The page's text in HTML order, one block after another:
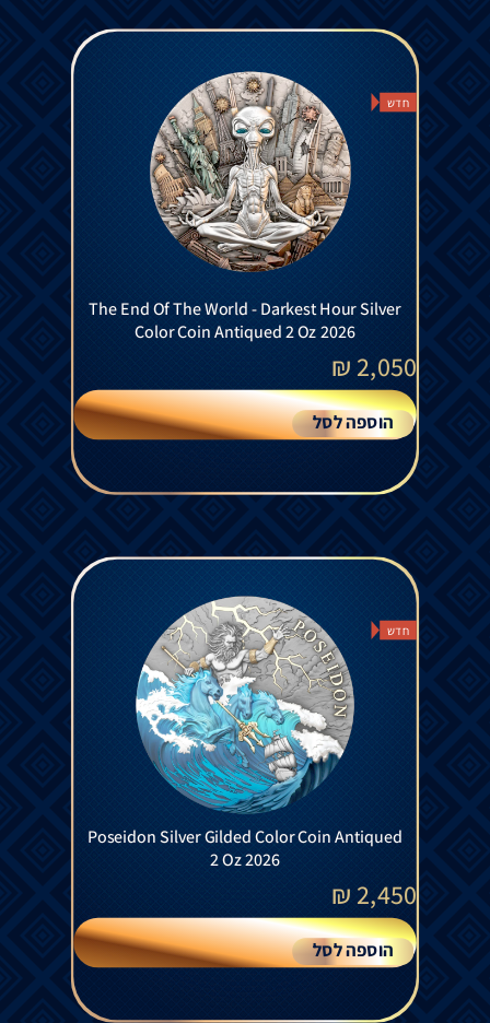
חדש
The End Of The World - Darkest Hour Silver
Color Coin Antiqued 2 Oz 2026
2,050
₪
הוספה לסל
חדש
Poseidon Silver Gilded Color Coin Antiqued
2 Oz 2026
2,450
₪
הוספה לסל